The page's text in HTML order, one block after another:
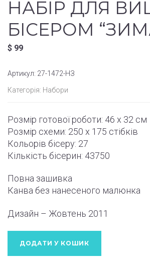
НАБІР ДЛЯ
БІСЕРОМ
$ 99
Артикул: 27-1472-НЗ
Категорія: Набори
Розмір готової роботи: 46 x 32 см
Розмір схеми: 250 x 175 стібків
Кольорів бісеру: 27
Кількість бісерин: 43750
Повна зашивка
Канва без нанесеного малюнка
Дизайн – Жовтень 2011
ДОДАТИ У КОШИК